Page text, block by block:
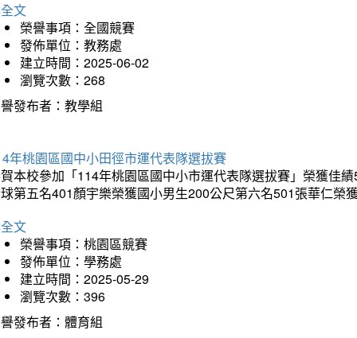
文
榮譽事項：全國競賽
發佈單位：教務處
建立時間：2025-06-02
瀏覽次數：268
發布者：教學組
年桃園區國中小田徑市運代表隊選拔賽
本校參加「114年桃園區國中小市運代表隊選拔賽」榮獲佳
第五名401顏宇樂榮獲國小男生200公尺第六名501張華仁
文
榮譽事項：桃園區競賽
發佈單位：學務處
建立時間：2025-05-29
瀏覽次數：396
發布者：體育組